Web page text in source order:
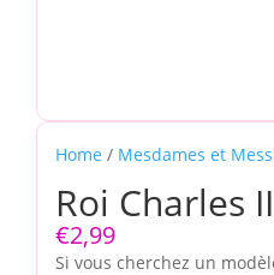
Home / Mesdames et
Roi Charles
€2,99
Si vous cherchez un